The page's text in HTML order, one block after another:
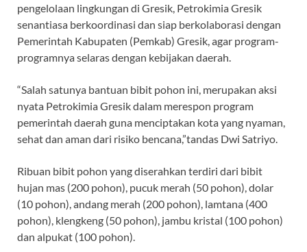
pengelolaan lingkungan di Gresik, Petrokimia Gresik
senantiasa berkoordinasi dan siap berkolaborasi dengan
Pemerintah Kabupaten (Pemkab) Gresik, agar program-
programnya selaras dengan kebijakan daerah.
“Salah satunya bantuan bibit pohon ini, merupakan aksi
nyata Petrokimia Gresik dalam merespon program
pemerintah daerah guna menciptakan kota yang nyaman,
sehat dan aman dari risiko bencana,”tandas Dwi Satriyo.
Ribuan bibit pohon yang diserahkan terdiri dari bibit
hujan mas (200 pohon), pucuk merah (50 pohon), dolar
(10 pohon), andang merah (200 pohon), lamtana (400
pohon), klengkeng (50 pohon), jambu kristal (100 pohon)
dan alpukat (100 pohon).